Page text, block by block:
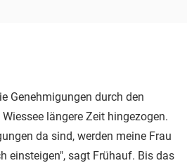
Genehmigungen durch den
längere Zeit hingezogen.
da sind, werden meine Frau
einsteigen", sagt Frühauf. Bis das